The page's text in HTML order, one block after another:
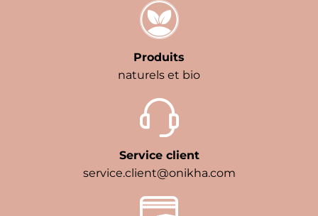
Produits
naturels et bio
Service client
service.client@onikha.com